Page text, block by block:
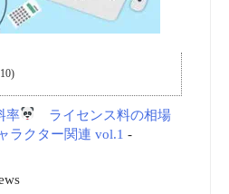
率
ライセンス料の相場
ラクター関連 vol.1 -